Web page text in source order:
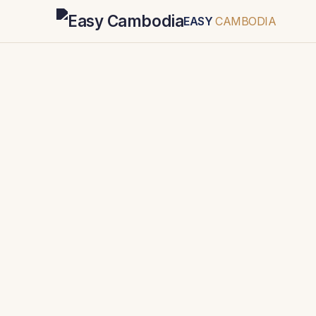
EASY CAMBODIA